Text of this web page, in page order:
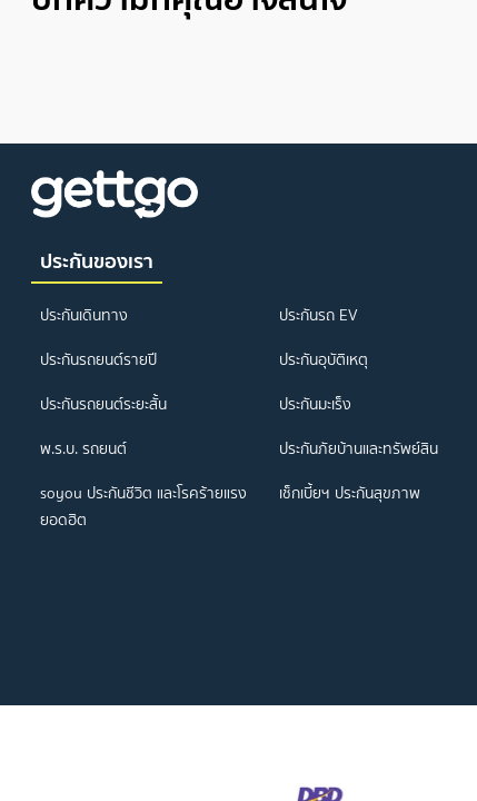
ประกันของเรา
ประกันเดินทาง
ประกันรถยนต์รายปี
ประกันรถยนต์ระยะสั้น
พ.ร.บ. รถยนต์
soyou ประกันชีวิต และโรคร้ายแรง
ยอดฮิต
ประกันรถ EV
ประกันอุบัติเหตุ
ประกันมะเร็ง
ประกันภัยบ้านและทรัพย์สิน
เช็กเบี้ยฯ ประกันสุขภาพ